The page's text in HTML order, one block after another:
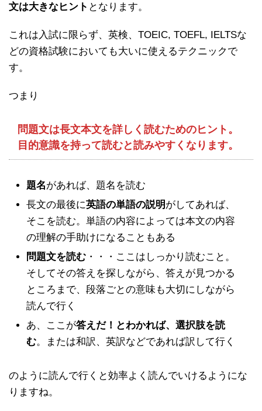
文は大きなヒント となります。
これは入試に限らず、英検、TOEIC, TOEFL, IELTSな
どの資格試験においても大いに使えるテクニックで
す。
つまり
問題文は長文本文を詳しく読むためのヒント。
目的意識を持って読むと読みやすくなります。
題名があれば、題名を読む
長文の最後に英語の単語の説明がしてあれば、
そこを読む。単語の内容によっては本文の内容
の理解の手助けになることもある
問題文を読む ・・・ここはしっかり読むこと。
そしてその答えを探しながら、答えが見つかる
ところまで、段落ごとの意味も大切にしながら
読んで行く
あ、ここが答えだ！とわかれば、選択肢を読
む。または和訳、英訳などであれば訳して行く
のように読んで行くと効率よく読んでいけるようにな
りますね。